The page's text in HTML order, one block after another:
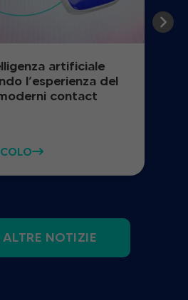
artificiale
l’esperienza del
contact
NOTIZIE